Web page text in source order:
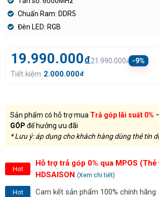
Chuẩn Ram: DDR5
Đèn LED: RGB
19.990.000đ21.990.000đ -9%
Tiết kiệm 2.000.000đ
Sản phẩm có hỗ trợ mua Trả góp lãi suất 0%
GÓP để hưởng ưu đãi
* Lưu ý: áp dụng cho khách hàng dùng thẻ tín
Hot
Hỗ trợ trả góp 0% qua MPOS
HDSAISON (Xem chi tiết)
Hot Cam kết sản phẩm 100% chính hãng